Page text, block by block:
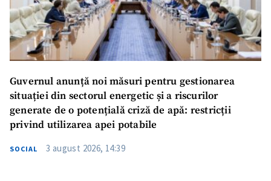
Guvernul anunță noi măsuri pentru gestionarea
situației din sectorul energetic și a riscurilor
generate de o potențială criză de apă: restricții
privind utilizarea apei potabile
SOCIAL 3 august 2026, 14:39